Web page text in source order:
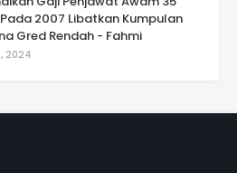
2007 Libatkan Kumpulan
Gred Rendah - Fahmi
2024